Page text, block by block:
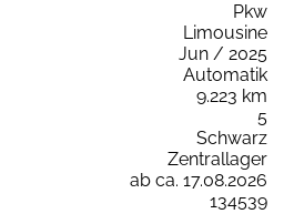
Pkw
Limousine
Jun / 2025
Automatik
9.223 km
5
Schwarz
Zentrallager
ab ca. 17.08.2026
134539